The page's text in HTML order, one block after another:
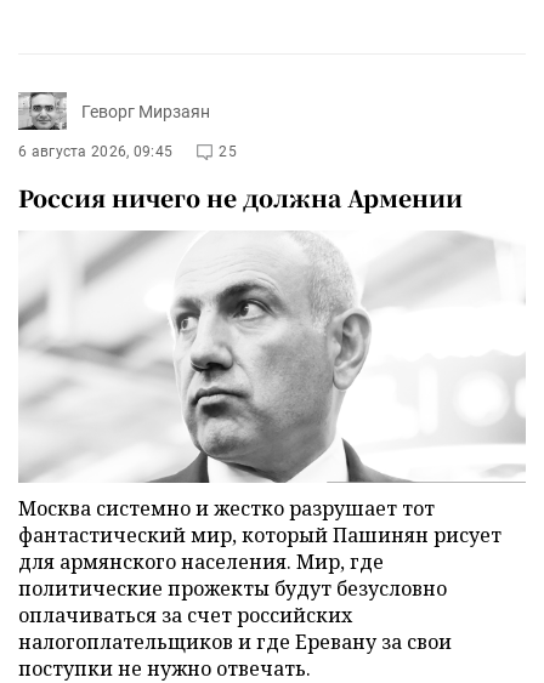
Геворг Мирзаян
6 августа 2026, 09:45 25
Россия ничего не должна Армении
Москва системно и жестко разрушает тот
фантастический мир, который Пашинян рисует
для армянского населения. Мир, где
политические прожекты будут безусловно
оплачиваться за счет российских
налогоплательщиков и где Еревану за свои
поступки не нужно отвечать.